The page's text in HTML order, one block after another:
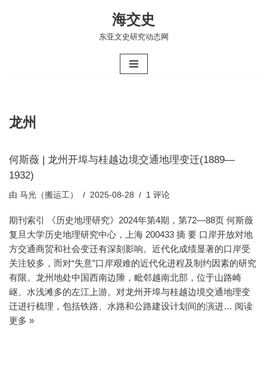
海交史
东亚文史研究动态网
龙州
何斯薇 | 龙州开埠与桂越边境交通地理变迁(1889—
1932)
由 马光（搬运工） 2025-08-28 1 评论
期刊索引 《历史地理研究》2024年第4期，第72—88页 何斯薇
复旦大学历史地理研究中心，上海 200433 摘 要 口岸开放对地
方交通商贸和社会变迁有深刻影响。近代化成绩显著的口岸受
关注较多，而对“失意”口岸艰难的近代化进程及制约因素的研究
有限。龙州地处中国西南边陲，毗邻越南北部，位于山路崎
岖、水浅滩多的左江上游。对龙州开埠与桂越边境交通地理变
迁进行梳理，包括铁路、水路和公路建设计划间的演进… 阅读
更多 »